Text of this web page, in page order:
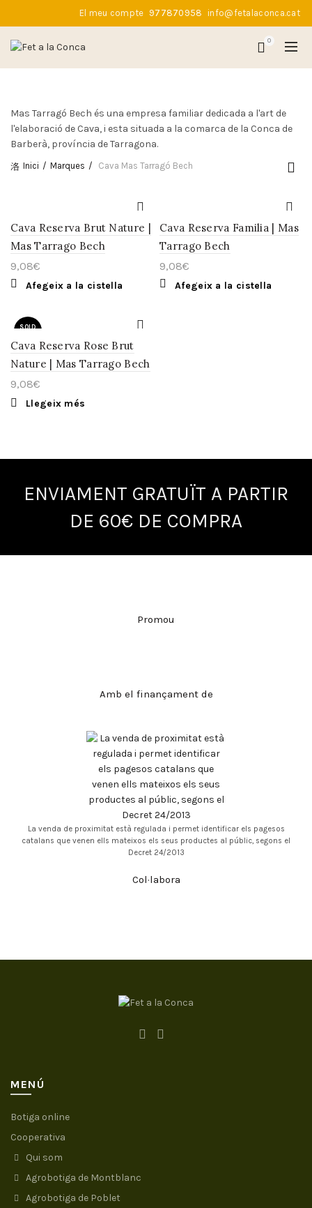
El meu compte 977870958 info@fetalaconca.cat
0
Mas Tarragó Bech és una empresa familiar dedicada a l'art de
l'elaboració de Cava, i esta situada a la comarca de la Conca de
Barberà, província de Tarragona.
Inici Marques Cava Mas Tarragó Bech
Cava Reserva Brut Nature |
Mas Tarrago Bech
9,08€
Afegeix a la cistella
Cava Reserva Familia | Mas
Tarrago Bech
9,08€
Afegeix a la cistella
SOLD
Cava Reserva Rose Brut
Nature | Mas Tarrago Bech
9,08€
Llegeix més
ENVIAMENT GRATUÏT A PARTIR
DE 60€ DE COMPRA
Promou
Amb el finançament de
La venda de proximitat està regulada i permet identificar els pagesos
catalans que venen ells mateixos els seus productes al públic, segons el
Decret 24/2013
Col·labora
MENÚ
Botiga online
Cooperativa
Qui som
Agrobotiga de Montblanc
Agrobotiga de Poblet